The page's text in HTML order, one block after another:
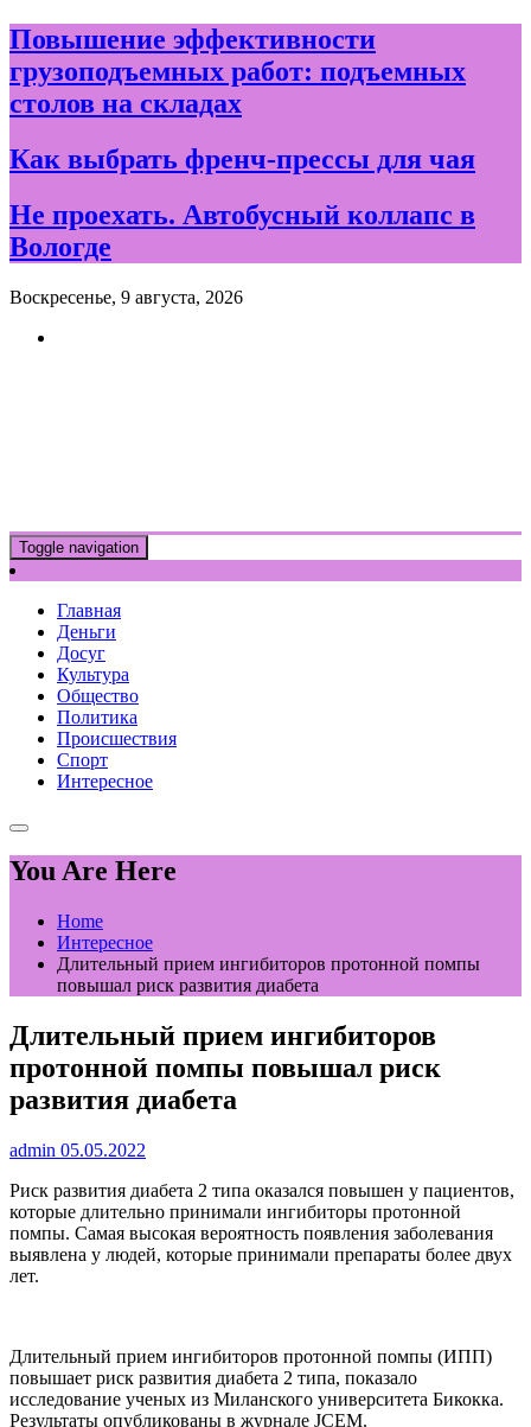
Skip
to
content
Повышение эффективности
грузоподъемных работ: подъемных
столов на складах
Как выбрать френч-прессы для чая
Не проехать. Автобусный коллапс в
Вологде
Воскресенье, 9 августа, 2026
Toggle navigation
Главная
Деньги
Досуг
Культура
Общество
Политика
Происшествия
Спорт
Интересное
You Are Here
Home
Интересное
Длительный прием ингибиторов протонной помпы
повышал риск развития диабета
Длительный прием ингибиторов
протонной помпы повышал риск
развития диабета
admin 05.05.2022
Риск развития диабета 2 типа оказался повышен у пациентов,
которые длительно принимали ингибиторы протонной
помпы. Самая высокая вероятность появления заболевания
выявлена у людей, которые принимали препараты более двух
лет.
Длительный прием ингибиторов протонной помпы (ИПП)
повышает риск развития диабета 2 типа, показало
исследование ученых из Миланского университета Бикокка.
Результаты опубликованы в журнале JCEM.